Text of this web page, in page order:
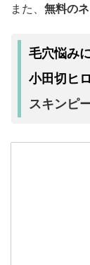
また、 無料の
毛穴悩み
小田切ヒ
スキンピ